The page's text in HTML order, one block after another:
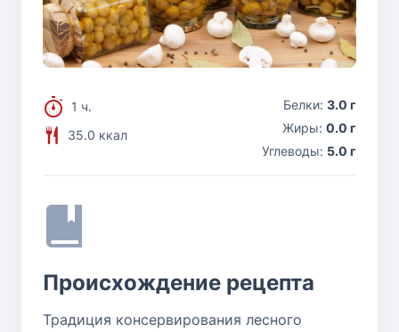
1 ч.
35.0 ккал
Белки: 3.0 г
Жиры: 0.0 г
Углеводы: 5.0 г
Происхождение рецепта
Традиция консервирования лесного